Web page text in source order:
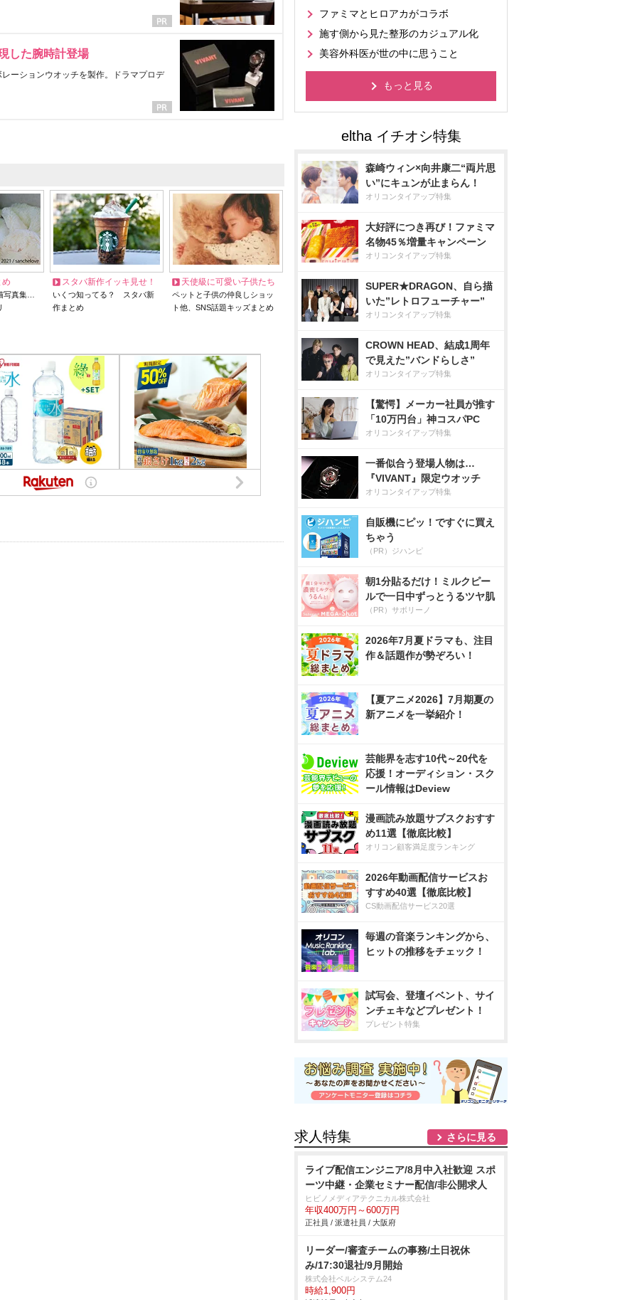
した腕時計登場
ーションウオッチを製作。ドラマプロデ
め
写真集…
スタバ新作イッキ見せ！
いくつ知ってる？ スタバ新
作まとめ
天使級に可愛い子供たち
ペットと子供の仲良しショッ
ト他、SNS話題キッズまとめ
ファミマとヒロアカがコラボ
施す側から見た整形のカジュアル化
美容外科医が世の中に思うこと
もっと見る
森崎ウィン×向井康二“両片思
い”にキュンが止まらん！
オリコンタイアップ特集
大好評につき再び！ファミマ
名物45％増量キャンペーン
オリコンタイアップ特集
SUPER★DRAGON、自ら描
いた”レトロフューチャー”
オリコンタイアップ特集
CROWN HEAD、結成1周年
で見えた”バンドらしさ”
オリコンタイアップ特集
【驚愕】メーカー社員が推す
「10万円台」神コスパPC
オリコンタイアップ特集
一番似合う登場人物は…
『VIVANT』限定ウオッチ
オリコンタイアップ特集
自販機にピッ！ですぐに買え
ちゃう
（PR）ジハンピ
朝1分貼るだけ！ミルクピー
ルで一日中ずっとうるツヤ肌
（PR）サボリーノ
2026年7月夏ドラマも、注目
作＆話題作が勢ぞろい！
【夏アニメ2026】7月期夏の
新アニメを一挙紹介！
芸能界を志す10代～20代を
応援！オーディション・スク
ール情報はDeview
漫画読み放題サブスクおすす
め11選【徹底比較】
オリコン顧客満足度ランキング
2026年動画配信サービスお
すすめ40選【徹底比較】
CS動画配信サービス20選
毎週の音楽ランキングから、
ヒットの推移をチェック！
試写会、登壇イベント、サイ
ンチェキなどプレゼント！
プレゼント特集
求人特集 さらに見る
ライブ配信エンジニア/8月中入社歓迎 スポ
ーツ中継・企業セミナー配信/非公開求人
ヒビノメディアテクニカル株式会社
年収400万円～600万円
正社員 / 派遣社員 / 大阪府
リーダー/審査チームの事務/土日祝休
み/17:30退社/9月開始
株式会社ベルシステム24
時給1,900円